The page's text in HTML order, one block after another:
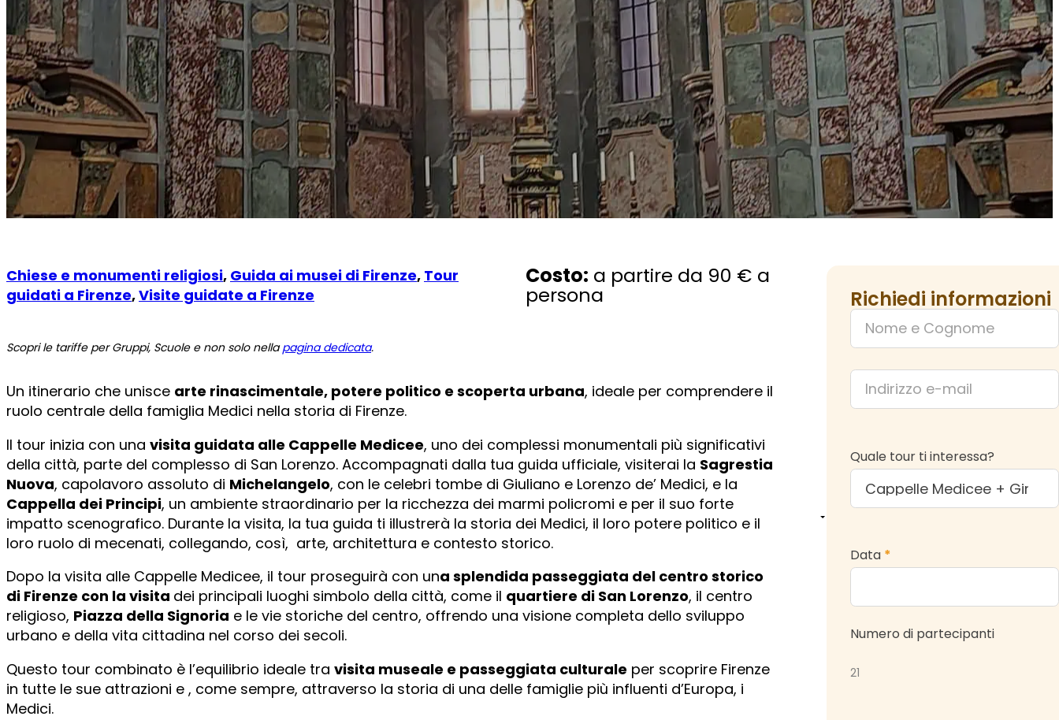
Chiese e monumenti religiosi, Guida ai musei di Firenze, Tour
guidati a Firenze,Visite guidate a Firenze
Costo: a partire da 90 € a
persona
Scopri le tariffe per Gruppi, Scuole e non solo nellapagina dedicata.
Un itinerario che unisce arte rinascimentale, potere politico e scoperta urbana, ideale per comprendere il
ruolo centrale della famiglia Medici nella storia di Firenze.
Il tour inizia con una visita guidata alle Cappelle Medicee, uno dei complessi monumentali più significativi
della città, parte del complesso di San Lorenzo. Accompagnati dalla tua guida ufficiale, visiterai la Sagrestia
Nuova, capolavoro assoluto di Michelangelo, con le celebri tombe di Giuliano e Lorenzo de’ Medici, e la
Cappella dei Principi, un ambiente straordinario per la ricchezza dei marmi policromi e per il suo forte
impatto scenografico. Durante la visita, la tua guida ti illustrerà la storia dei Medici, il loro potere politico e il
loro ruolo di mecenati, collegando, così, arte, architettura e contesto storico.
Dopo la visita alle Cappelle Medicee, il tour proseguirà con una splendida passeggiata del centro storico
di Firenze con la visita dei principali luoghi simbolo della città, come il quartiere di San Lorenzo, il centro
religioso, Piazza della Signoria e le vie storiche del centro, offrendo una visione completa dello sviluppo
urbano e della vita cittadina nel corso dei secoli.
Questo tour combinato è l’equilibrio ideale tra visita museale e passeggiata culturale per scoprire Firenze
in tutte le sue attrazioni e , come sempre, attraverso la storia di una delle famiglie più influenti d’Europa, i
Medici.
Richiedi informazioni
Quale tour ti interessa?
Data *
Numero di partecipanti
21